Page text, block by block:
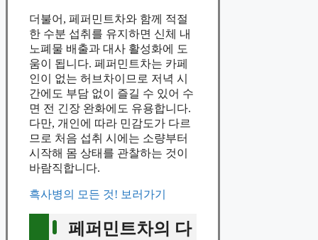
더불어, 페퍼민트차와 함께 적절
한 수분 섭취를 유지하면 신체 내
노폐물 배출과 대사 활성화에 도
움이 됩니다. 페퍼민트차는 카페
인이 없는 허브차이므로 저녁 시
간에도 부담 없이 즐길 수 있어 수
면 전 긴장 완화에도 유용합니다.
다만, 개인에 따라 민감도가 다르
므로 처음 섭취 시에는 소량부터
시작해 몸 상태를 관찰하는 것이
바람직합니다.
흑사병의 모든 것! 보러가기
페퍼민트차의 다